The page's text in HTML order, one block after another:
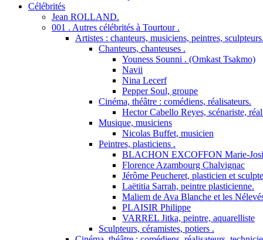
Célébrités
Jean ROLLAND.
001 . Autres célébrités à Tourtour .
Artistes : chanteurs, musiciens, peintres,
Chanteurs, chanteuses .
Youness Sounni . (Omkast Tsakmo)
Navii
Nina Lecerf
Pepper Soul, groupe
Cinéma, théâtre : comédiens, réalisateurs.
Hector Cabello Reyes, scénariste,
Musique, musiciens
Nicolas Buffet, musicien
Peintres, plasticiens .
BLACHON EXCOFFON Marie-
Florence Azambourg Chalvignac
Jérôme Peucheret, plasticien et
Laëtitia Sarrah, peintre plasticienne.
Maliem de Ava Blanche et les
PLAISIR Philippe
VARREL Jitka, peintre, aquarelliste
Sculpteurs, céramistes, potiers .